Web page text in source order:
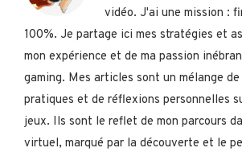
vidéo. J'ai une mission :
100%. Je partage ici mes stratégies et
mon expérience et de ma passion
gaming. Mes articles sont un mélange
pratiques et de réflexions personnelles
jeux. Ils sont le reflet de mon parcours
virtuel, marqué par la découverte et le